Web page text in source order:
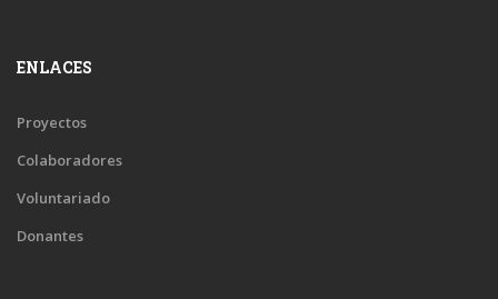
ENLACES
Proyectos
Colaboradores
Voluntariado
Donantes